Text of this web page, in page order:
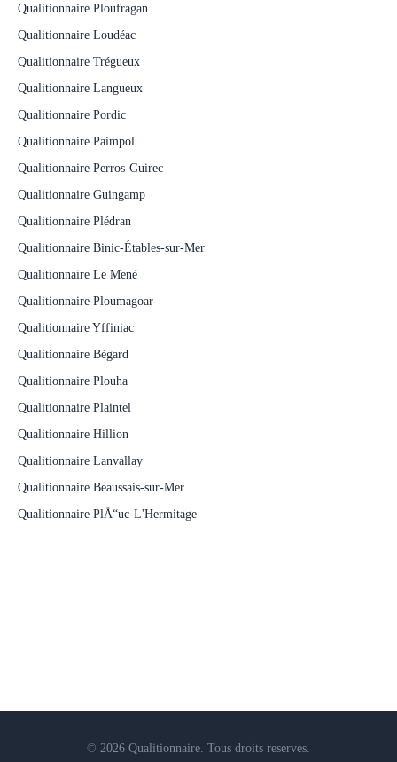
Qualitionnaire Ploufragan
Qualitionnaire Loudéac
Qualitionnaire Trégueux
Qualitionnaire Langueux
Qualitionnaire Pordic
Qualitionnaire Paimpol
Qualitionnaire Perros-Guirec
Qualitionnaire Guingamp
Qualitionnaire Plédran
Qualitionnaire Binic-Étables-sur-Mer
Qualitionnaire Le Mené
Qualitionnaire Ploumagoar
Qualitionnaire Yffiniac
Qualitionnaire Bégard
Qualitionnaire Plouha
Qualitionnaire Plaintel
Qualitionnaire Hillion
Qualitionnaire Lanvallay
Qualitionnaire Beaussais-sur-Mer
Qualitionnaire PlÅ“uc-L'Hermitage
© 2026 Qualitionnaire. Tous droits reserves.